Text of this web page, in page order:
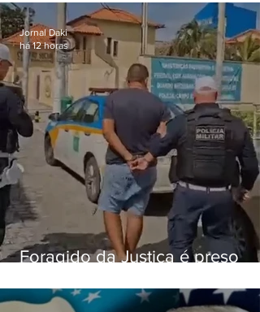
o Comando Vermelho
Foragido da Justiça é preso
RJ-106, em Maricá
Jornal Daki
há 12 horas